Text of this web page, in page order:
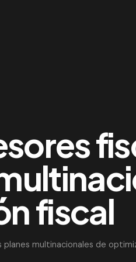
fiscal
planes multinacionales de